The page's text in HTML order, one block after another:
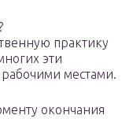
практику
эти
местами.
окончания